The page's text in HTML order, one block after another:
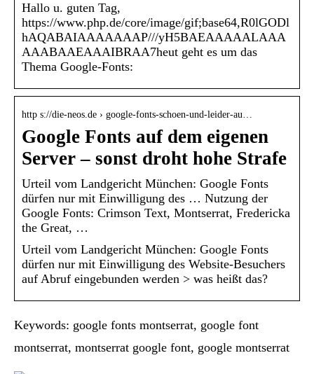
Hallo u. guten Tag,
https://www.php.de/core/image/gif;base64,R0lGODl
hAQABAIAAAAAAAP///yH5BAEAAAAALAAA
AAABAAEAAAIBRAA7heut geht es um das
Thema Google-Fonts:
http s://die-neos.de › google-fonts-schoen-und-leider-au…
Google Fonts auf dem eigenen
Server – sonst droht hohe Strafe
Urteil vom Landgericht München: Google Fonts
dürfen nur mit Einwilligung des … Nutzung der
Google Fonts: Crimson Text, Montserrat, Fredericka
the Great, …
Urteil vom Landgericht München: Google Fonts
dürfen nur mit Einwilligung des Website-Besuchers
auf Abruf eingebunden werden > was heißt das?
Keywords: google fonts montserrat, google font
montserrat, montserrat google font, google montserrat